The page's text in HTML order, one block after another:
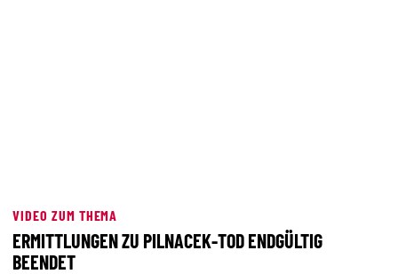
VIDEO ZUM THEMA
ERMITTLUNGEN ZU PILNACEK-TOD ENDGÜLTIG
BEENDET